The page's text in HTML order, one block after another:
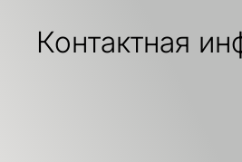
Контактная